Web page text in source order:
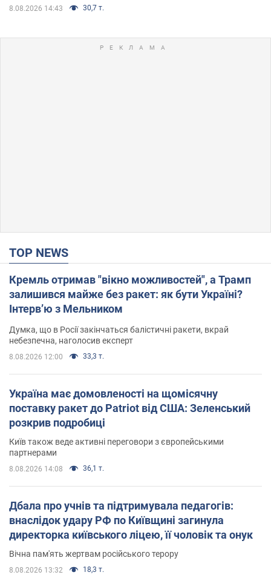
8.08.2026 14:43 30,7 т.
TOP NEWS
Кремль отримав "вікно можливостей", а Трамп
залишився майже без ракет: як бути Україні?
Інтерв’ю з Мельником
Думка, що в Росії закінчаться балістичні ракети, вкрай
небезпечна, наголосив експерт
8.08.2026 12:00 33,3 т.
Україна має домовленості на щомісячну
поставку ракет до Patriot від США: Зеленський
розкрив подробиці
Київ також веде активні переговори з європейськими
партнерами
8.08.2026 14:08 36,1 т.
Дбала про учнів та підтримувала педагогів:
внаслідок удару РФ по Київщині загинула
директорка київського ліцею, її чоловік та онук
Вічна пам'ять жертвам російського терору
8.08.2026 13:32 18,3 т.